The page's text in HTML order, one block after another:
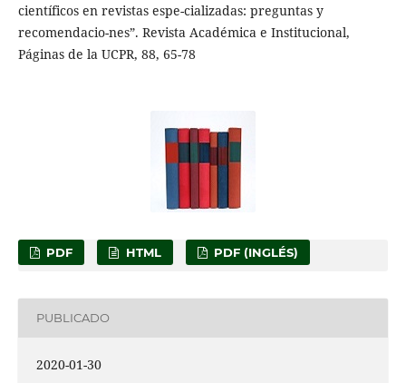
científicos en revistas espe-cializadas: preguntas y
recomendacio-nes”. Revista Académica e Institucional,
Páginas de la UCPR, 88, 65-78
PDF HTML PDF (INGLÉS)
PUBLICADO
2020-01-30